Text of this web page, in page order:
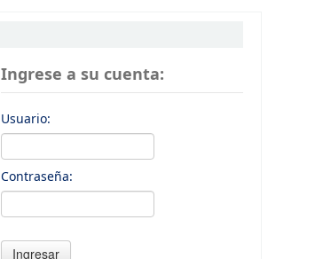
Ingrese a su cuenta:
Usuario:
Contraseña: